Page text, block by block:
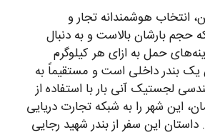
انتخاب هوشمندانه تجار و
حجم بارشان بالاست و به دنبال
حمل به ازای هر کیلوگرم
یک بندر داخلی است و مستقیماً به
لجستیک آنی بار با استفاده از
این شهر را به شبکه تجارت دریایی
این سفر از بندر شهید رجایی